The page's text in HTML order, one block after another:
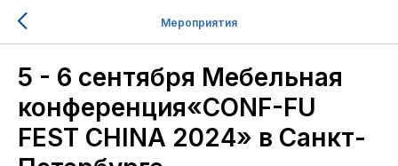
Мероприятия
5 - 6 сентября Мебельная
конференция«CONF-FU
FEST CHINA 2024» в Санкт-